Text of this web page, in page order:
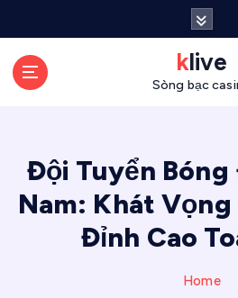
klive
Sòng bạc
Đội Tuyển
Nam: Khát
Đỉnh Cao
Home